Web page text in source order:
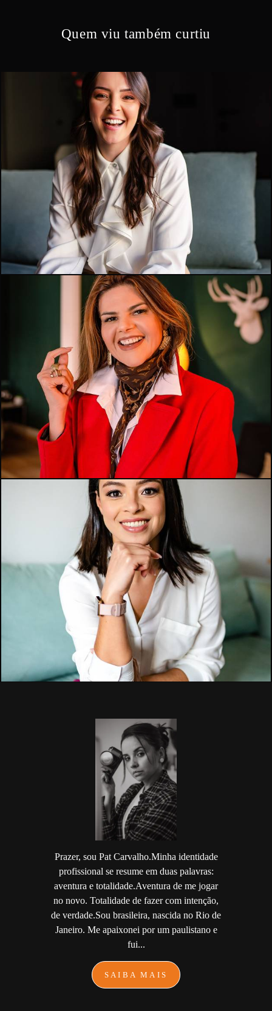
Quem viu também curtiu
Prazer, sou Pat Carvalho.Minha identidade
profissional se resume em duas palavras:
aventura e totalidade.Aventura de me jogar
no novo. Totalidade de fazer com intenção,
de verdade.Sou brasileira, nascida no Rio de
Janeiro. Me apaixonei por um paulistano e
fui...
SAIBA MAIS